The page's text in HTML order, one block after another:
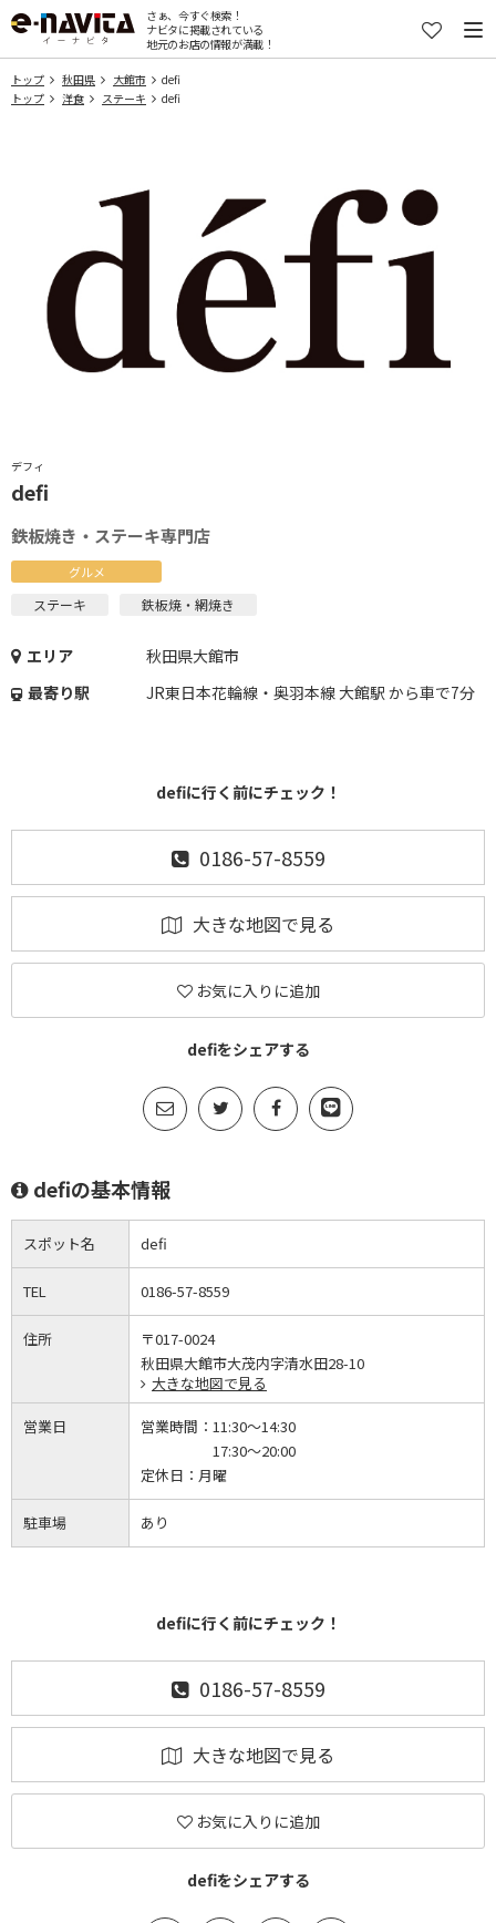
さぁ、今すぐ検索！
ナビタに掲載されている
地元のお店の情報が満載！
トップ 秋田県 大館市
defi
トップ
洋食 ステーキ defi
デフィ
defi
鉄板焼き・ステーキ専門店
グルメ
ステーキ 鉄板焼・網焼き
エリア
秋田県大館市
最寄り駅
JR東日本花輪線・奥羽本線 大館駅 から車で7分
defiに行く前にチェック！
0186-57-8559
大きな地図で見る
お気に入りに追加
defiをシェアする
defiの基本情報
スポット名 defi
TEL 0186-57-8559
住所
〒017-0024
秋田県大館市大茂内字清水田28-10
大きな地図で見る
営業日 営業時間： 11:30～14:30
17:30～20:00
定休日： 月曜
駐車場 あり
defiに行く前にチェック！
0186-57-8559
大きな地図で見る
お気に入りに追加
defiをシェアする